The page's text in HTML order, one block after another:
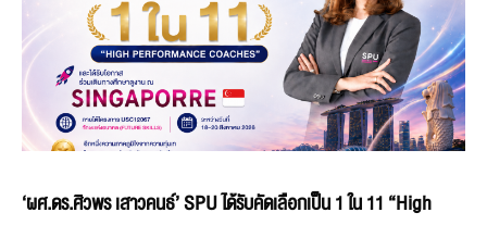
‘ผศ.ดร.ศิวพร เสาวคนธ์’ SPU ได้รับคัดเลือกเป็น 1 ใน 11 “High